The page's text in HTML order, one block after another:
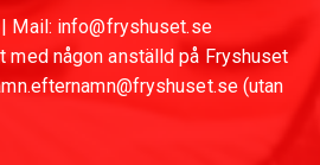
| Mail: info@fryshuset.se
med någon anställd på Fryshuset
(utan